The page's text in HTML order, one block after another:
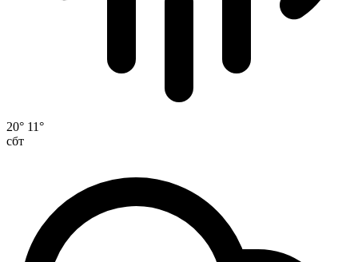
20° 11°
сбт